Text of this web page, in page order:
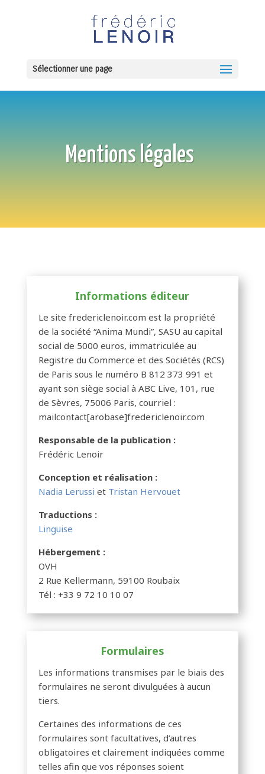
Sélectionner une page
Mentions légales
Informations éditeur
Le site fredericlenoir.com est la propriété
de la société “Anima Mundi”, SASU au capital
social de 5000 euros, immatriculée au
Registre du Commerce et des Sociétés (RCS)
de Paris sous le numéro B 812 373 991 et
ayant son siège social à ABC Live, 101, rue
de Sèvres, 75006 Paris, courriel :
mailcontact[arobase]fredericlenoir.com
Responsable de la publication :
Frédéric Lenoir
Conception et réalisation :
Nadia Lerussi et Tristan Hervouet
Traductions :
Linguise
Hébergement :
OVH
2 Rue Kellermann, 59100 Roubaix
Tél : +33 9 72 10 10 07
Formulaires
Les informations transmises par le biais des
formulaires ne seront divulguées à aucun
tiers.
Certaines des informations de ces
formulaires sont facultatives, d’autres
obligatoires et clairement indiquées comme
telles afin que vos réponses soient